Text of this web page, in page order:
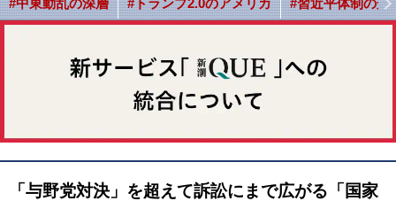
#中東動乱の深層 #トランプ2.0のアメリカ #習近平体制の光
「与野党対決」を超えて訴訟にまで広がる「国家